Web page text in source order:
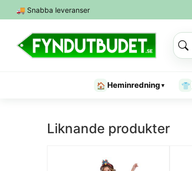
🚚 Snabba leveranser
🏠 Heminredning ▾ 👕
Liknande produkter